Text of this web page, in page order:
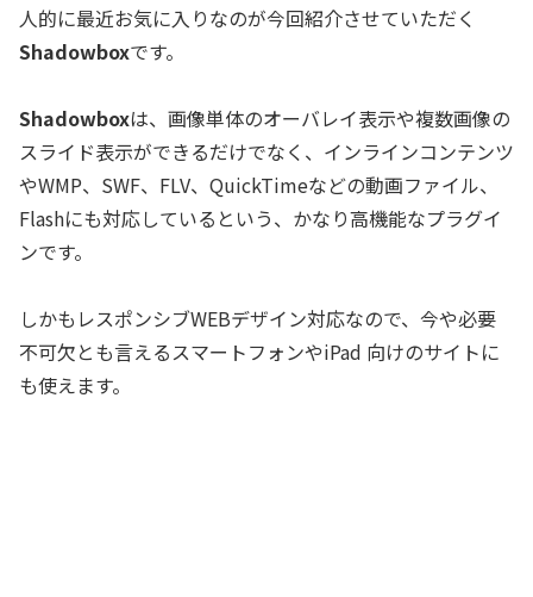
人的に最近お気に入りなのが今回紹介させていただく
Shadowboxです。
Shadowboxは、画像単体のオーバレイ表示や複数画像の
スライド表示ができるだけでなく、インラインコンテンツ
やWMP、SWF、FLV、QuickTimeなどの動画ファイル、
Flashにも対応しているという、かなり高機能なプラグイ
ンです。
しかもレスポンシブWEBデザイン対応なので、今や必要
不可欠とも言えるスマートフォンやiPad 向けのサイトに
も使えます。